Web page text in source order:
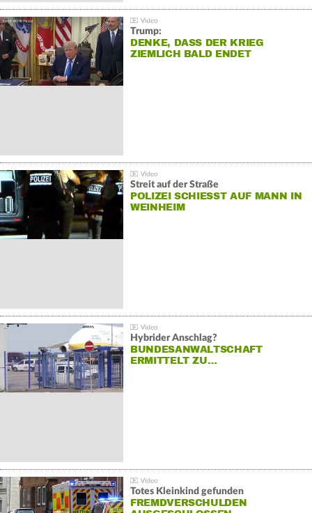
Trump:
DENKE, DASS DER KRIEG
ZIEMLICH BALD ENDET
Streit auf der Straße
POLIZEI SCHIESST AUF MANN IN W
EINHEIM
Hybrider Anschlag?
BUNDESANWALTSCHAFT
ERMITTELT ZU…
Totes Kleinkind gefunden
FREMDVERSCHULDEN